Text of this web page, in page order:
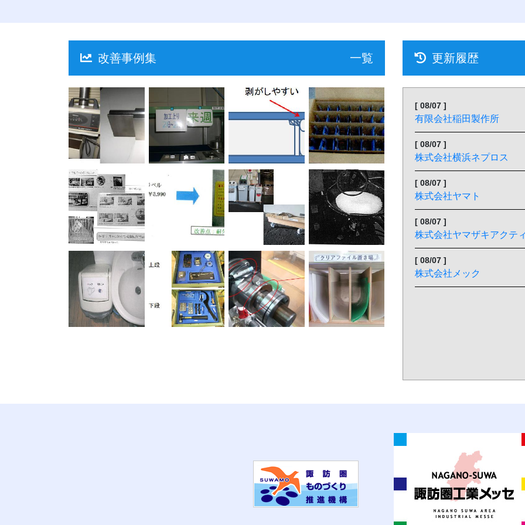
改善事例集 一覧 更新履歴
[ 08/07 ]
有限会社稲田製作所
[ 08/07 ]
株式会社横浜ネプロス
[ 08/07 ]
株式会社ヤマト
[ 08/07 ]
株式会社ヤマザキアクテ
[ 08/07 ]
株式会社メック